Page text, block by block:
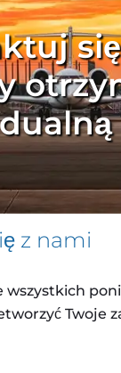
z nami
wszystkich
Twoje